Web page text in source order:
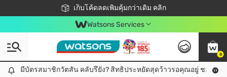
เก็บโค้ดลดเพิ่มคุ้มกว่าเดิม คลิก
ชอปออนไลน์ครั้งแรก ลดเพิ่มจุก ๆ 10%! 🎉
📦ส่งฟรี! เมื่อชอป 499฿
สมาชิกวัตสัน คลับดียังไง?
Watsons Services
0
มีบัตรสมาชิกวัตสัน คลับรึยัง? สิทธิประหยัดสุดว้าวรอคุณอยู่ ชอปคุ้มกว่าเดิม คลิก!
มีบัตรสมาชิกวัตสัน คลับรึยัง? สิทธิประหยัดสุดว้าวรอคุณอยู่ ชอปคุ้มก